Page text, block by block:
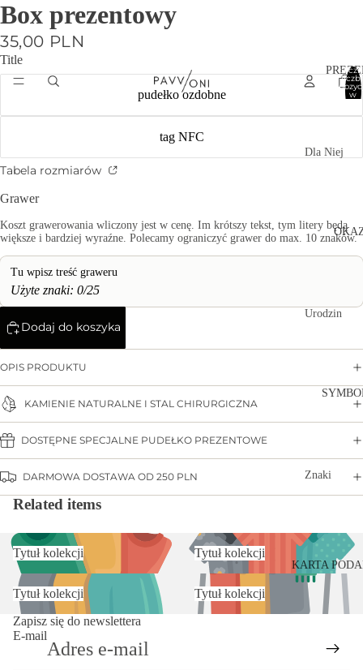
Dla Niej
Dla
Dziecka
Zestawy
Przyjaci
Zestawy
Urodzin
shower
Narodze
nie
Znaki
zodiaku
e
kamieni
KARTA
w
Box prezentowy
35,00 PLN
Title
pudełko ozdobne
tag NFC
Tabela rozmiarów
Grawer
Koszt grawerowania wliczony jest w cenę. Im krótszy tekst, tym litery będą
większe i bardziej wyraźne. Polecamy ograniczyć grawer do max. 10 znaków.
Użyte znaki: 0/25
Dodaj do koszyka
OPIS PRODUKTU
KAMIENIE NATURALNE I STAL CHIRURGICZNA
DOSTĘPNE SPECJALNE PUDEŁKO PREZENTOWE
DARMOWA DOSTAWA OD 250 PLN
Related items
Tytuł kolekcji Tytuł kolekcji
Tytuł kolekcji
Tytuł kolekcji
Zapisz się do newslettera
E-mail